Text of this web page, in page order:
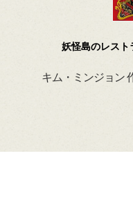
妖怪島のレス
キム・ミンジョン